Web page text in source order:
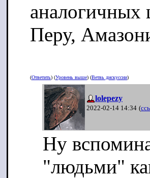
аналогичных
Перу,
(Ответить) (Уровень выше) (Ветвь дискуссии)
lolepezy
2022-02-14 14:34 (
Ну
"людьми"